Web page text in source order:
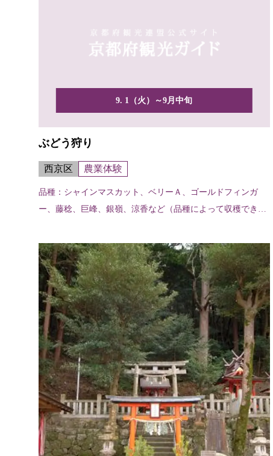
9. 1（火）～9月中旬
ぶどう狩り
西京区 農業体験
品種：シャインマスカット、ベリーＡ、ゴールドフィンガ
ー、藤稔、巨峰、銀嶺、涼香など（品種によって収穫できる